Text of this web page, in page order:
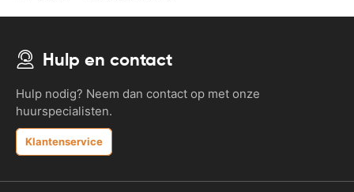
Hulp en contact
Hulp nodig? Neem dan contact op met onze
huurspecialisten.
Klantenservice